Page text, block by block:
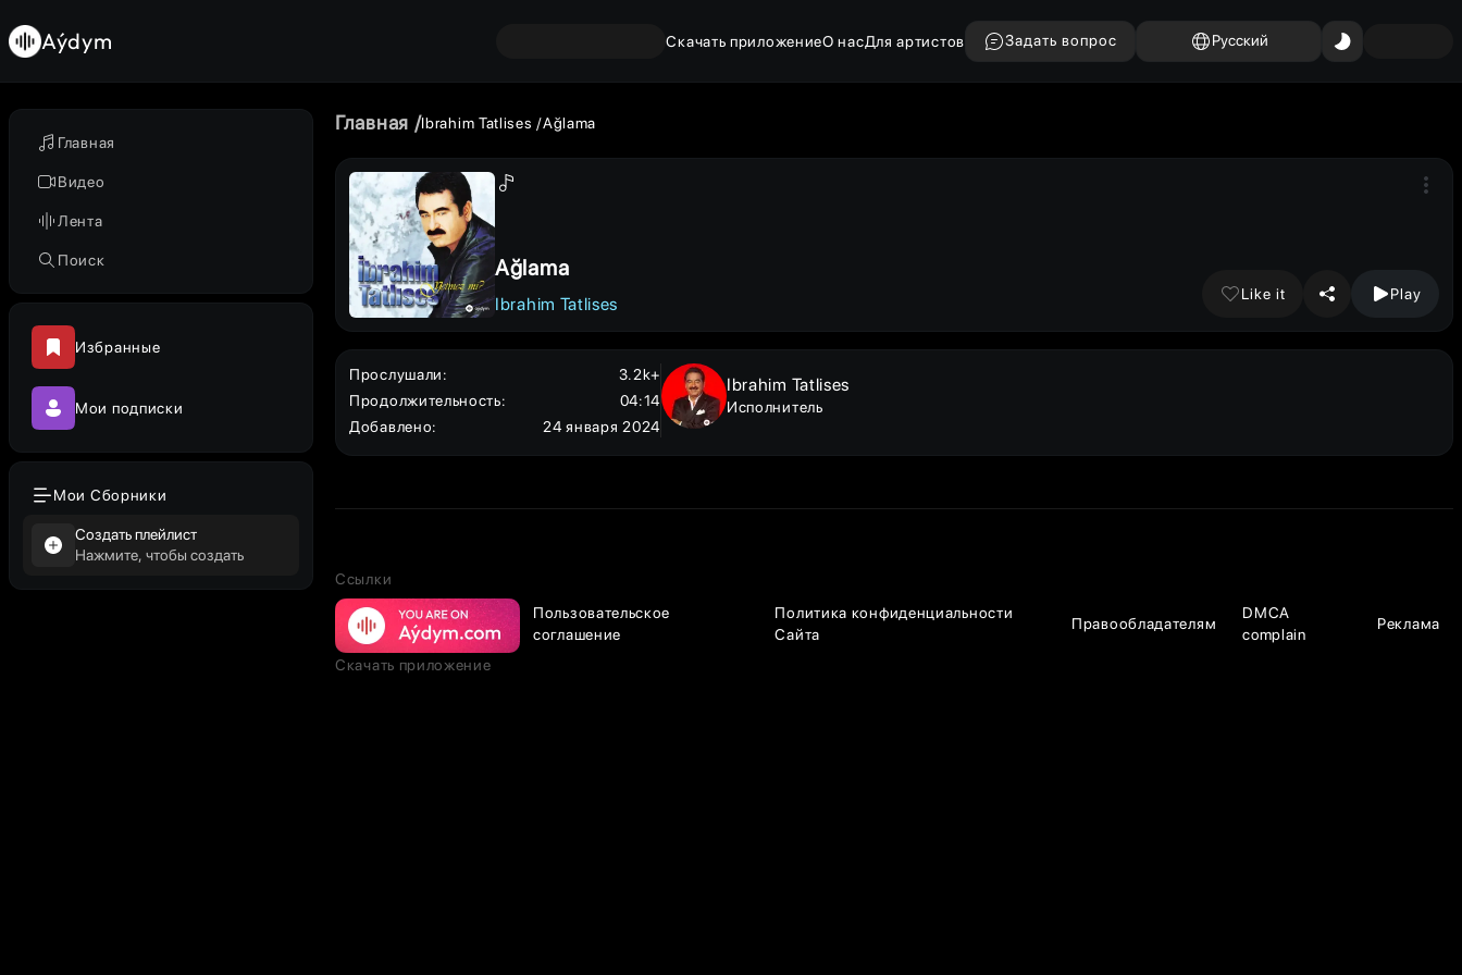
Главная
Видео
Лента
Поиск
Избранные
Мои подписки
Мои Сборники
Создать плейлист
Нажмите, чтобы создать
Aýdym Скачать приложениеО насДля артистов Задать вопрос Русский
Главная Ibrahim Tatlises Ağlama
Ağlama
Ibrahim Tatlises
Like it Play
Прослушали:
3.2k+
Продолжительность:
04:14
Добавлено: 24 января 2024
Ibrahim Tatlises
Исполнитель
Ссылки
Пользовательское
соглашение
Политика конфиденциальности
Сайта
Правообладателям
DMCA
complain
Реклама
Скачать приложение